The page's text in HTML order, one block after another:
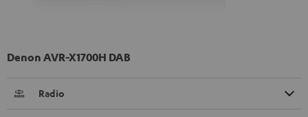
Denon AVR-X1700H DAB
Radio